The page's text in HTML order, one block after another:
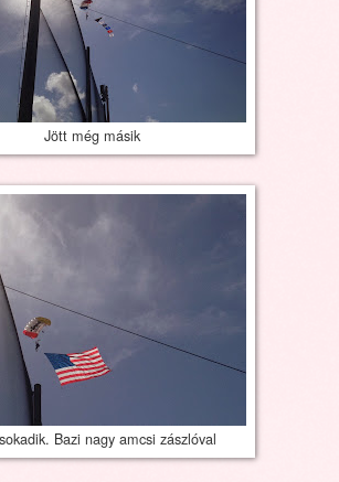
Jött még másik
Bazi nagy amcsi zászlóval